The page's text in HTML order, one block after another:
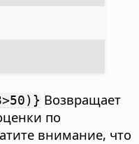
Возвращает
по
внимание, что